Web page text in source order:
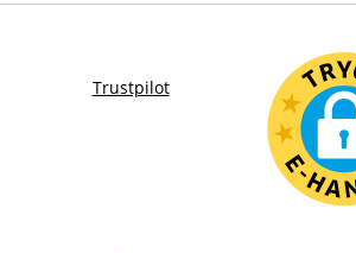
Trustpilot